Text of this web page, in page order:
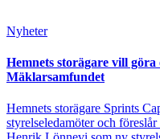
Nyheter
Hemnets storägare vill
Mäklarsamfundet
Hemnets storägare Sprints
styrelseledamöter och